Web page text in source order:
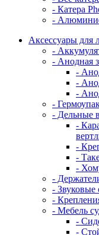
- Катера
-
Аксессуары для
-
- Анодная
-
-
-
-
- Дельные
-
-
-
-
-
-
-
- Мебель
-
-